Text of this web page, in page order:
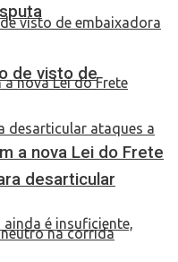
a nova Lei do Frete
de visto de
desarticular